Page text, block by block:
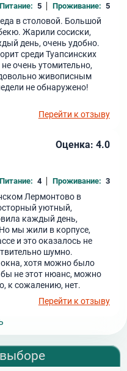
Питание: 5 Проживание: 5
в столовой. Большой
Жарили сосиски,
день, очень удобно.
среди Туапсинских
очень утомительно,
живописным
не обнаружено!
Перейти к отзыву
Оценка: 4.0
Питание: 4 Проживание: 3
Лермонтово в
уютный,
каждый день,
мы жили в корпусе,
и это оказалось не
шумно.
хотя можно было
не этот нюанс, можно
к сожалению, нет.
Перейти к отзыву